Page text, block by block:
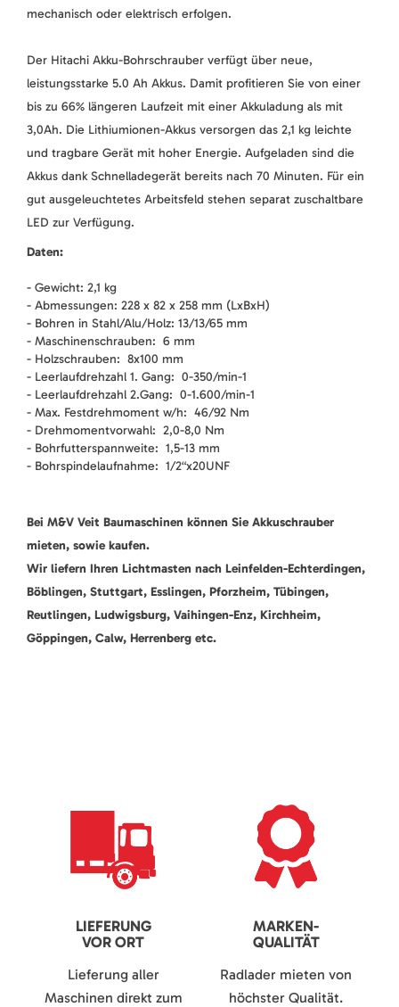
mechanisch oder elektrisch erfolgen.
Der Hitachi Akku-Bohrschrauber verfügt über neue,
leistungsstarke 5.0 Ah Akkus. Damit profitieren Sie von einer
bis zu 66% längeren Laufzeit mit einer Akkuladung als mit
3,0Ah. Die Lithiumionen-Akkus versorgen das 2,1 kg leichte
und tragbare Gerät mit hoher Energie. Aufgeladen sind die
Akkus dank Schnelladegerät bereits nach 70 Minuten. Für ein
gut ausgeleuchtetes Arbeitsfeld stehen separat zuschaltbare
LED zur Verfügung.
Daten:
- Gewicht: 2,1 kg
- Abmessungen: 228 x 82 x 258 mm (LxBxH)
- Bohren in Stahl/Alu/Holz: 13/13/65 mm
- Maschinenschrauben: 6 mm
- Holzschrauben: 8x100 mm
- Leerlaufdrehzahl 1. Gang: 0-350/min-1
- Leerlaufdrehzahl 2.Gang: 0-1.600/min-1
- Max. Festdrehmoment w/h: 46/92 Nm
- Drehmomentvorwahl: 2,0-8,0 Nm
- Bohrfutterspannweite: 1,5-13 mm
- Bohrspindelaufnahme: 1/2“x20UNF
Bei M&V Veit Baumaschinen können Sie Akkuschrauber
mieten, sowie kaufen.
Wir liefern Ihren Lichtmasten nach Leinfelden-Echterdingen,
Böblingen, Stuttgart, Esslingen, Pforzheim, Tübingen,
Reutlingen, Ludwigsburg, Vaihingen-Enz, Kirchheim,
Göppingen, Calw, Herrenberg etc.
LIEFERUNG
VOR ORT
Lieferung aller
Maschinen direkt zum
MARKEN-
QUALITÄT
Radlader mieten von
höchster Qualität.